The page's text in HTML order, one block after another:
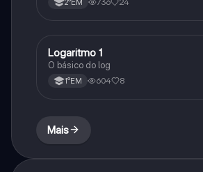
Matematica
Logaritmo 1
O básico do log
1°EM 604 8
Mais